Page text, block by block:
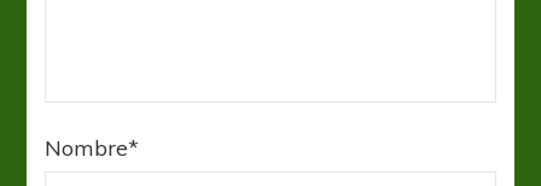
Nombre*